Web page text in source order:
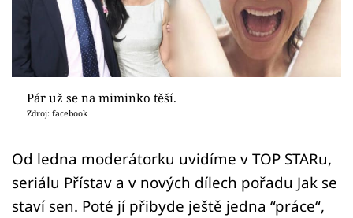
Videa
Sledujte prima+
Přihlášení
Sledujte nás
Pár už se na miminko těší.
Zdroj: facebook
Od ledna moderátorku uvidíme v TOP STARu,
seriálu Přístav a v nových dílech pořadu Jak se
staví sen. Poté jí přibyde ještě jedna “práce“,